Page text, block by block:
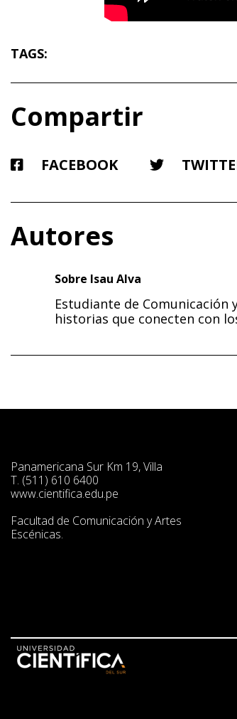
TAGS:
Compartir
FACEBOOK
Autores
Sobre Isau Alva
Estudiante de Comunicación
historias que conecten con
Panamericana Sur Km 19, Villa
T. (511) 610 6400
www.cientifica.edu.pe
Facultad de Comunicación y Artes
Escénicas.